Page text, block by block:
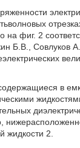
на фиг. 2
Б.В., Совлуков
в
жидкости 2.